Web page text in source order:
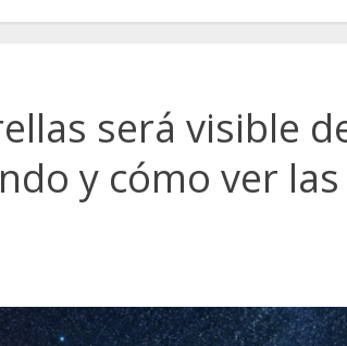
será visible
y cómo ver las